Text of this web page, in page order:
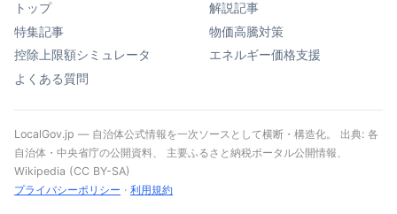
トップ
特集記事
控除上限額シミュレータ
よくある質問
解説記事
物価高騰対策
エネルギー価格支援
LocalGov.jp — 自治体公式情報を一次ソースとして横断・構造化。 出典: 各
自治体・中央省庁の公開資料、 主要ふるさと納税ポータル公開情報、
Wikipedia (CC BY-SA)
プライバシーポリシー · 利用規約